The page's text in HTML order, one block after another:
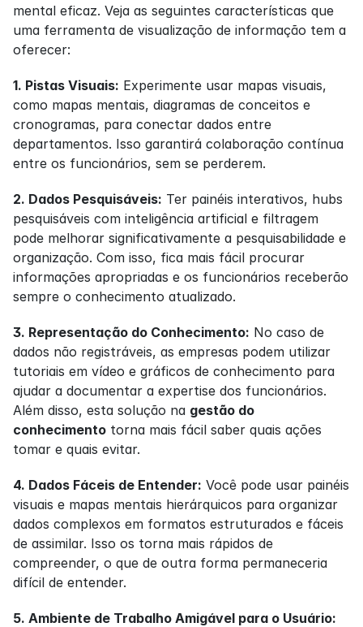
mental eficaz. Veja as seguintes características que
uma ferramenta de visualização de informação tem a
oferecer:
1. Pistas Visuais: Experimente usar mapas visuais,
como mapas mentais, diagramas de conceitos e
cronogramas, para conectar dados entre
departamentos. Isso garantirá colaboração contínua
entre os funcionários, sem se perderem.
2. Dados Pesquisáveis: Ter painéis interativos, hubs
pesquisáveis com inteligência artificial e filtragem
pode melhorar significativamente a pesquisabilidade e
organização. Com isso, fica mais fácil procurar
informações apropriadas e os funcionários receberão
sempre o conhecimento atualizado.
3. Representação do Conhecimento: No caso de
dados não registráveis, as empresas podem utilizar
tutoriais em vídeo e gráficos de conhecimento para
ajudar a documentar a expertise dos funcionários.
Além disso, esta solução na gestão do
conhecimento torna mais fácil saber quais ações
tomar e quais evitar.
4. Dados Fáceis de Entender: Você pode usar painéis
visuais e mapas mentais hierárquicos para organizar
dados complexos em formatos estruturados e fáceis
de assimilar. Isso os torna mais rápidos de
compreender, o que de outra forma permaneceria
difícil de entender.
5. Ambiente de Trabalho Amigável para o Usuário: